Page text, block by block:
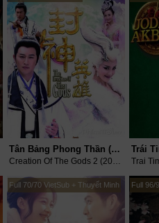
Tân Bảng Phong Thần (Phần 2)
Creation Of The Gods 2 (2015)
Full 70/70 VietSub + Thuyết Minh Full 96/